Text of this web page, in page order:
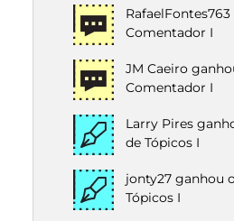
RafaelFontes763
Comentador I
JM Caeiro
Comentador I
Larry Pires
de Tópicos I
jonty27 ganhou
Tópicos I